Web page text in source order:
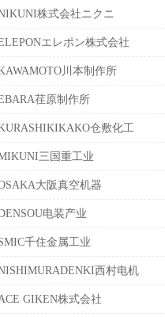
株式会社ニクニ
エレポン株式会社
川本制作所
荏原制作所
仓敷化工
三国重工业
大阪真空机器
电装产业
千住金属工业
西村电机
GIKEN株式会社